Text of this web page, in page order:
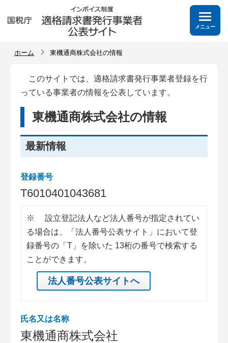
メニュー
ホーム 東機通商株式会社の情報
このサイトでは、適格請求書発行事業者登録を行
っている事業者の情報を公表しています。
東機通商株式会社の情報
最新情報
登録番号
T6010401043681
※
設立登記法人など法人番号が指定されてい
る場合は、「法人番号公表サイト」において登
録番号の「T」を除いた 13桁の番号で検索する
ことができます。
法人番号公表サイトへ
氏名又は名称
東機通商株式会社